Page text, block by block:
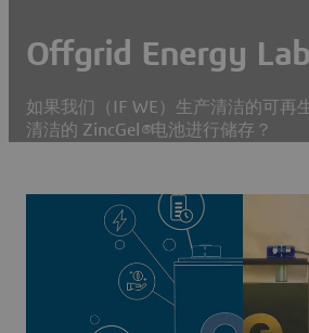
Offgrid Energy
如果我们（IF WE）生产清洁的可再
清洁的 ZincGel ®电池进行储存？